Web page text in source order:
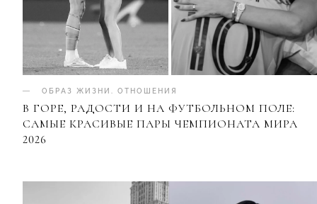
ОБРАЗ ЖИЗНИ ОТНОШЕНИЯ
В ГОРЕ, РАДОСТИ И НА ФУТБОЛЬНОМ ПОЛЕ:
САМЫЕ КРАСИВЫЕ ПАРЫ ЧЕМПИОНАТА МИРА
2026